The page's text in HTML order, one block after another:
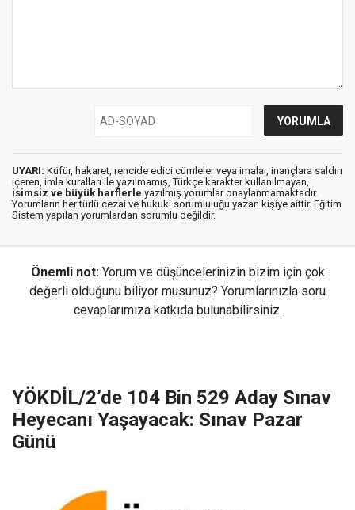
UYARI: Küfür, hakaret, rencide edici cümleler veya imalar, inançlara saldırı
içeren, imla kuralları ile yazılmamış, Türkçe karakter kullanılmayan,
isimsiz ve büyük harflerle yazılmış yorumlar onaylanmamaktadır.
Yorumların her türlü cezai ve hukuki sorumluluğu yazan kişiye aittir. Eğitim
Sistem yapılan yorumlardan sorumlu değildir.
Önemli not: Yorum ve düşüncelerinizin bizim için çok
değerli olduğunu biliyor musunuz? Yorumlarınızla soru
cevaplarımıza katkıda bulunabilirsiniz.
YÖKDİL/2’de 104 Bin 529 Aday Sınav
Heyecanı Yaşayacak: Sınav Pazar
Günü